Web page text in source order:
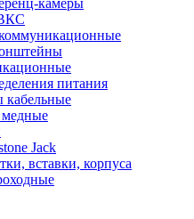
камеры
питания
кабельные
Jack
вставки, корпуса